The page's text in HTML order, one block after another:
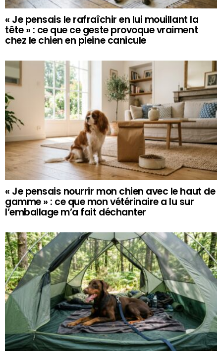
« Je pensais le rafraîchir en lui mouillant la
tête » : ce que ce geste provoque vraiment
chez le chien en pleine canicule
« Je pensais nourrir mon chien avec le haut de
gamme » : ce que mon vétérinaire a lu sur
l’emballage m’a fait déchanter